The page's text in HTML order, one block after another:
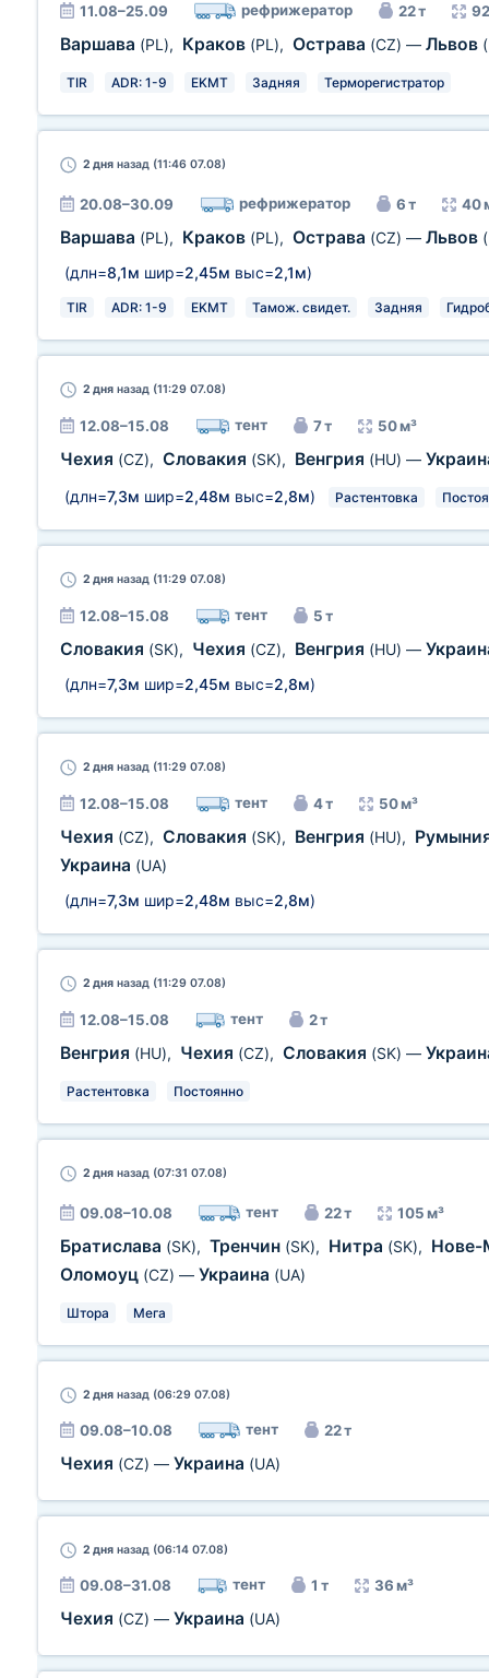
11.08–25.09 рефрижератор 22 т
Варшава (PL), Краков (PL), Острава (CZ) — Львов
TIR ADR: 1-9 EKMT Задняя Терморегистратор
2 дня назад (11:46 07.08)
20.08–30.09 рефрижератор 6 т 40
Варшава (PL), Краков (PL), Острава (CZ) — Львов
(длн=8,1м шир=2,45м выс=2,1м)
TIR ADR: 1-9 EKMT Тамож. свидет. Задняя
2 дня назад (11:29 07.08)
12.08–15.08 тент 7 т 50 м³
Чехия (CZ), Словакия (SK), Венгрия (HU) —
(длн=7,3м шир=2,48м выс=2,8м) Растентовка
2 дня назад (11:29 07.08)
12.08–15.08 тент 5 т
Словакия (SK), Чехия (CZ), Венгрия (HU) —
(длн=7,3м шир=2,45м выс=2,8м)
2 дня назад (11:29 07.08)
12.08–15.08 тент 4 т 50 м³
Чехия (CZ), Словакия (SK), Венгрия (HU),
Украина (UA)
(длн=7,3м шир=2,48м выс=2,8м)
2 дня назад (11:29 07.08)
12.08–15.08 тент 2 т
Венгрия (HU), Чехия (CZ), Словакия (SK) —
Растентовка Постоянно
2 дня назад (07:31 07.08)
09.08–10.08 тент 22 т 105 м³
Братислава (SK), Тренчин (SK), Нитра (SK), Нове-
Оломоуц (CZ) — Украина (UA)
Штора Мега
2 дня назад (06:29 07.08)
09.08–10.08 тент 22 т
Чехия (CZ) — Украина (UA)
2 дня назад (06:14 07.08)
09.08–31.08 тент 1 т 36 м³
Чехия (CZ) — Украина (UA)